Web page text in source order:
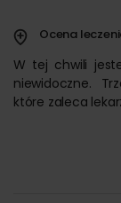
Toaleta
Ocena
W tej chwili
niewidoczne.
które zaleca